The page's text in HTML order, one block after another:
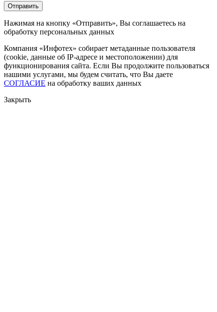
Нажимая на кнопку «Отправить», Вы соглашаетесь на
обработку персональных данных
Компания «Инфотех» собирает метаданные пользователя
(cookie, данные об IP-адресе и местоположении) для
функционирования сайта. Если Вы продолжите пользоваться
нашими услугами, мы будем считать, что Вы даете
СОГЛАСИЕ на обработку ваших данных
Закрыть